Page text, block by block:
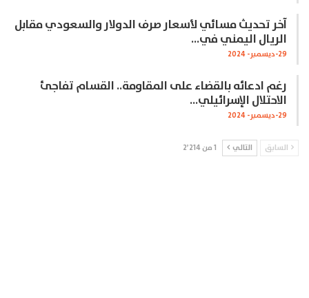
آخر تحديث مسائي لأسعار صرف الدولار والسعودي مقابل
الريال اليمني في…
29-ديسمبر- 2024
رغم ادعائه بالقضاء على المقاومة.. القسام تفاجئ
الاحتلال الإسرائيلي…
29-ديسمبر- 2024
السابق التالي 1 من 2٬214